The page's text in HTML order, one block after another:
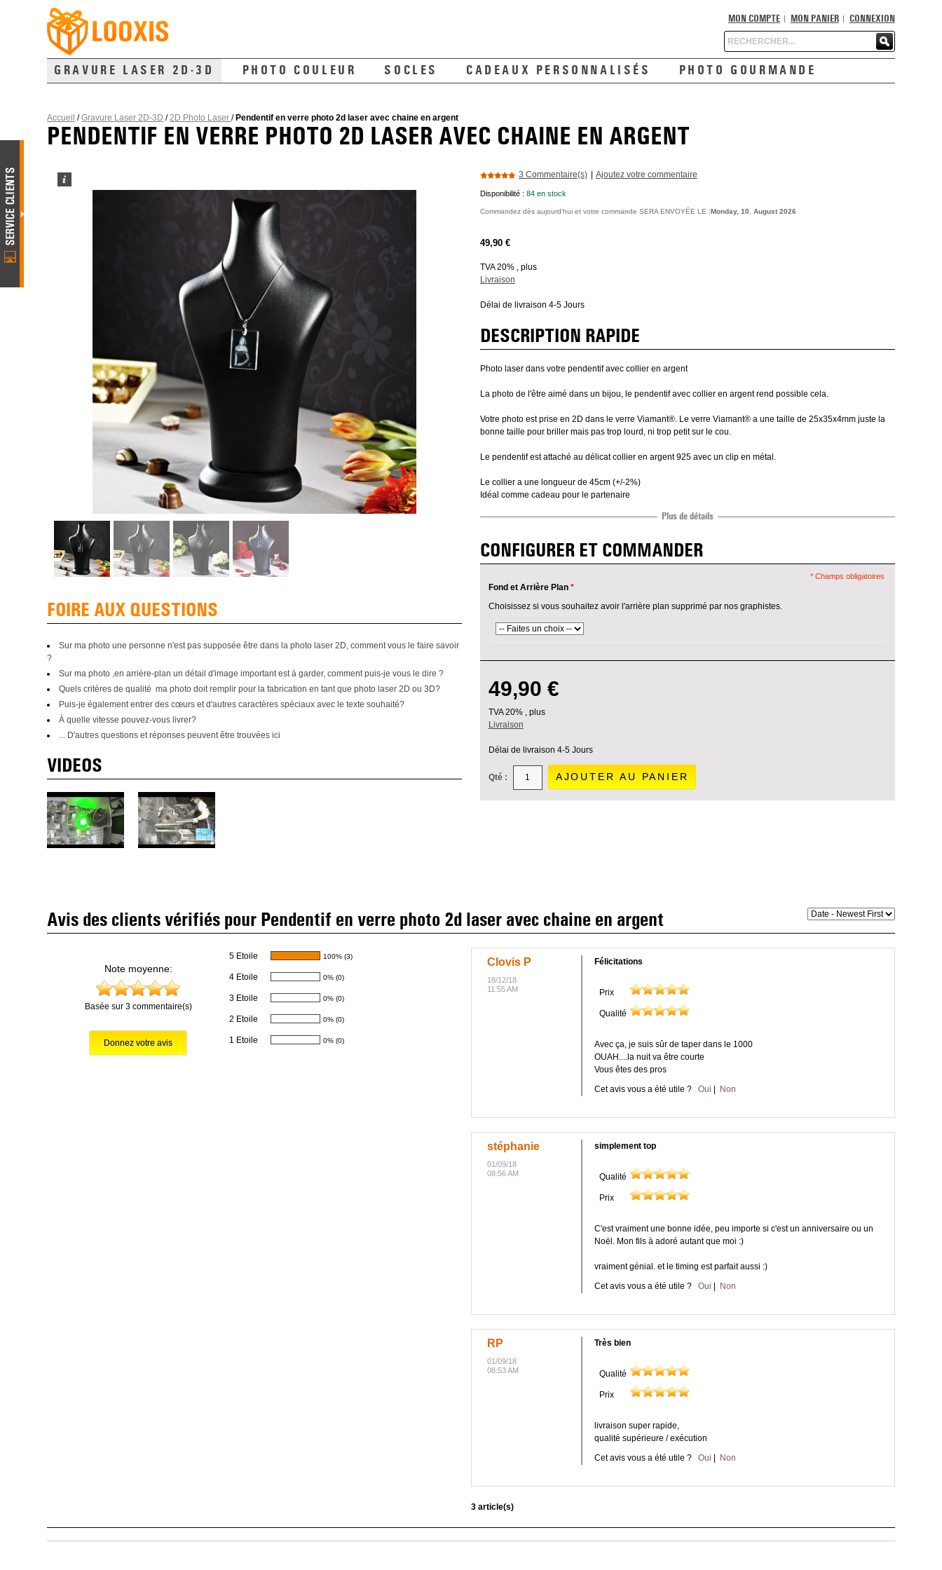
MON COMPTE MON PANIER
CONNEXION
Chercher
GRAVURE LASER 2D-3D PHOTO COULEUR SOCLES CADEAUX PERSONNALISÉS PHOTO GOURMANDE
Accueil /Gravure Laser 2D-3D /2D Photo Laser/ Pendentif en verre photo 2d laser avec chaine en argent
PENDENTIF EN VERRE PHOTO 2D LASER AVEC CHAINE EN ARGENT
FOIRE AUX QUESTIONS
Sur ma photo une personne n'est pas supposée être dans la photo laser 2D, comment vous le faire savoir
?
Sur ma photo ,en arrière-plan un détail d'image important est à garder, comment puis-je vous le dire ?
Quels critères de qualité ma photo doit remplir pour la fabrication en tant que photo laser 2D ou 3D?
Puis-je également entrer des cœurs et d'autres caractères spéciaux avec le texte souhaité?
À quelle vitesse pouvez-vous livrer?
... D'autres questions et réponses peuvent être trouvées ici
VIDEOS
3 Commentaire(s) Ajoutez votre commentaire
Disponibilité : 84 en stock
Commandez dès aujourd'hui et votre commande SERA ENVOYÉE LE :Monday, 10. August 2026
49,90 €
TVA 20% , plus
Livraison
Délai de livraison 4-5 Jours
DESCRIPTION RAPIDE
Photo laser dans votre pendentif avec collier en argent
La photo de l'être aimé dans un bijou, le pendentif avec collier en argent rend possible cela.
Votre photo est prise en 2D dans le verre Viamant®. Le verre Viamant® a une taille de 25x35x4mm juste la
bonne taille pour briller mais pas trop lourd, ni trop petit sur le cou.
Le pendentif est attaché au délicat collier en argent 925 avec un clip en métal.
Le collier a une longueur de 45cm (+/-2%)
Idéal comme cadeau pour le partenaire
Plus de détails
CONFIGURER ET COMMANDER
Fond et Arrière Plan*
Choisissez si vous souhaitez avoir l'arrière plan supprimé par nos graphistes.
* Champs obligatoires
49,90 €
TVA 20% , plus
Livraison
Délai de livraison 4-5 Jours
Qté : AJOUTER AU PANIER
Avis des clients vérifiés pour Pendentif en verre photo 2d laser avec chaine en argent
Note moyenne:
Basée sur 3 commentaire(s)
5 Etoile 100% (3)
4 Etoile 0% (0)
3 Etoile 0% (0)
2 Etoile 0% (0)
1 Etoile 0% (0)
Clovis P
18/12/18
11:55 AM
Félicitations
Prix
Qualité
Avec ça, je suis sûr de taper dans le 1000
OUAH....la nuit va être courte
Vous êtes des pros
Cet avis vous a été utile ?
Oui Non
stéphanie
01/09/18
08:56 AM
simplement top
Qualité
Prix
C'est vraiment une bonne idée, peu importe si c'est un anniversaire ou un
Noël. Mon fils à adoré autant que moi :)
vraiment génial. et le timing est parfait aussi :)
Cet avis vous a été utile ?
Oui Non
RP
01/09/18
08:53 AM
Très bien
Qualité
Prix
livraison super rapide,
qualité supérieure / exécution
Cet avis vous a été utile ?
Oui Non
3 article(s)